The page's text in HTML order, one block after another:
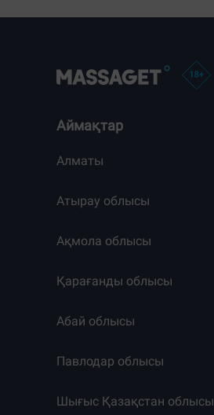
Аймақтар
Алматы
Атырау облысы
Ақмола облысы
Қарағанды облысы
Абай облысы
Павлодар облысы
Шығыс Қазақстан облысы